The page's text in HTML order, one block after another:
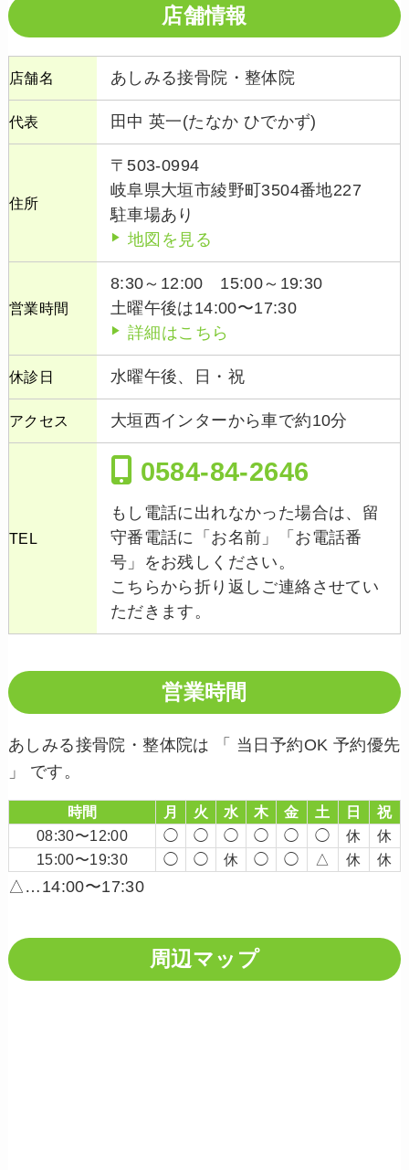
店舗情報
店舗名 あしみる接骨院・整体院
代表 田中 英一(たなか ひでかず)
住所
〒503-0994
岐阜県大垣市綾野町3504番地227
駐車場あり
地図を見る
営業時間
8:30～12:00 15:00～19:30
土曜午後は14:00〜17:30
詳細はこちら
休診日 水曜午後、日・祝
アクセス 大垣西インターから車で約10分
TEL
0584-84-2646
もし電話に出れなかった場合は、留
守番電話に「お名前」「お電話番
号」をお残しください。
こちらから折り返しご連絡させてい
ただきます。
営業時間
あしみる接骨院・整体院は 「 当日予約OK 予約優先
」 です。
時間 月 火 水 木 金 土 日
祝
08:30〜12:00
◯ ◯ ◯ ◯ ◯ ◯ 休
休
15:00〜19:30
◯ ◯ 休 ◯ ◯ △ 休 休
△…14:00〜17:30
周辺マップ